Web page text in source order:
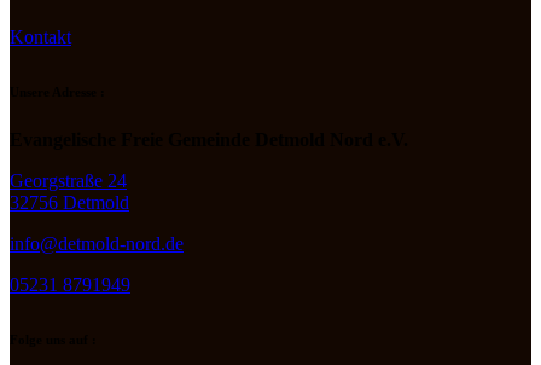
Kontakt
Georgstraße 24
32756 Detmold
info@detmold-nord.de
05231 8791949